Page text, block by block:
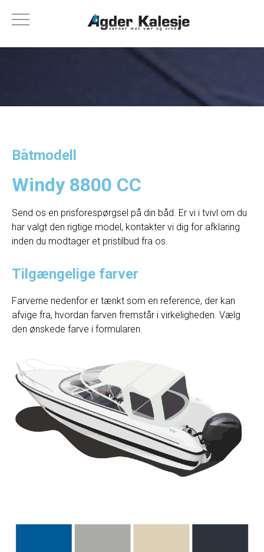
Båtmodell
Windy 8800 CC
Send os en prisforespørgsel på din båd. Er vi i tvivl om du
har valgt den rigtige model, kontakter vi dig for afklaring
inden du modtager et pristilbud fra os.
Tilgængelige farver
Farverne nedenfor er tænkt som en reference, der kan
afvige fra, hvordan farven fremstår i virkeligheden. Vælg
den ønskede farve i formularen.